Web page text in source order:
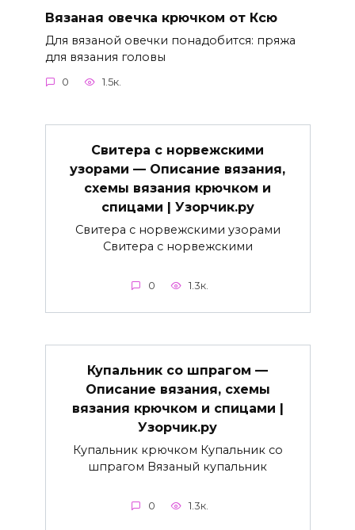
Вязаная овечка крючком от Ксю
Для вязаной овечки понадобится: пряжа
для вязания головы
0 1.5к.
Свитера с норвежскими
узорами — Описание вязания,
схемы вязания крючком и
спицами | Узорчик.ру
Свитера с норвежскими узорами
Свитера с норвежскими
0 1.3к.
Купальник со шпрагом —
Описание вязания, схемы
вязания крючком и спицами |
Узорчик.ру
Купальник крючком Купальник со
шпрагом Вязаный купальник
0 1.3к.